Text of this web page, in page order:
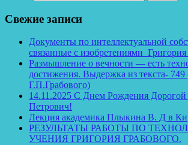
Свежие записи
Документы по интеллектуальной
связанные с изобретениями Григория
Размышление о вечности — есть
достижения. Выдержка из текста- 749
Г.П.Грабового)
14.11.2025 С Днем Рождения Дорогой
Петрович!
Лекция академика Плыкина В. Д в
РЕЗУЛЬТАТЫ РАБОТЫ ПО
УЧЕНИЯ ГРИГОРИЯ ГРАБОВОГО.